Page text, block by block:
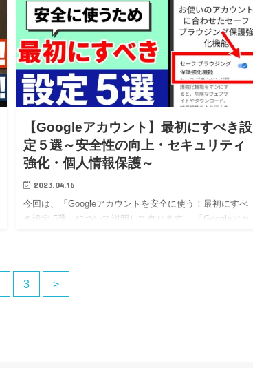
【Googleアカウント】最初にすべき設
定５選～安全性の向上・セキュリティ
強化・個人情報保護～
2023.04.16
今回は、「Googleアカウントを安全に使う！最初にすべ
き設定 5選」について説明して参ります。 「Googleアカ
3 >